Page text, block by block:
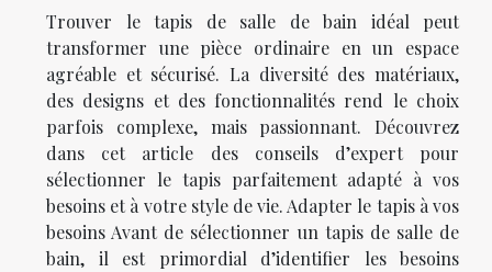
Trouver le tapis de salle de bain idéal peut
transformer une pièce ordinaire en un espace
agréable et sécurisé. La diversité des matériaux,
des designs et des fonctionnalités rend le choix
parfois complexe, mais passionnant. Découvrez
dans cet article des conseils d’expert pour
sélectionner le tapis parfaitement adapté à vos
besoins et à votre style de vie. Adapter le tapis à vos
besoins Avant de sélectionner un tapis de salle de
bain, il est primordial d’identifier les besoins